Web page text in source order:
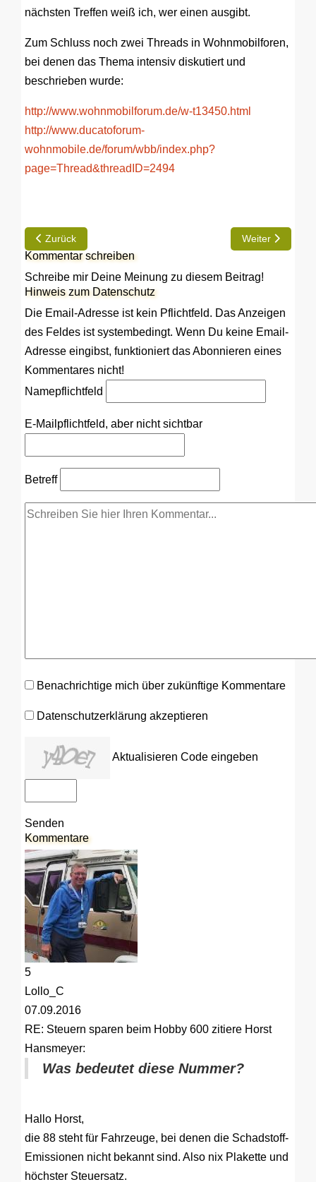
nächsten Treffen weiß ich, wer einen ausgibt.
Zum Schluss noch zwei Threads in Wohnmobilforen,
bei denen das Thema intensiv diskutiert und
beschrieben wurde:
http://www.wohnmobilforum.de/w-t13450.html
http://www.ducatoforum-
wohnmobile.de/forum/wbb/index.php?
page=Thread&threadID=2494
Vorheriger Beitrag: Auflastung auf 4,1 t zGG nun möglich
Zurück Nächster
Weiter
Kommentar schreiben
Schreibe mir Deine Meinung zu diesem Beitrag!
Hinweis zum Datenschutz
Die Email-Adresse ist kein Pflichtfeld. Das Anzeigen
des Feldes ist systembedingt. Wenn Du keine Email-
Adresse eingibst, funktioniert das Abonnieren eines
Kommentares nicht!
Namepflichtfeld
E-Mail pflichtfeld, aber nicht sichtbar
Betreff
Benachrichtige mich über zukünftige Kommentare
Datenschutzerklärung akzeptieren
Aktualisieren Code eingeben
Senden
Kommentare
5
Lollo_C
07.09.2016
RE: Steuern sparen beim Hobby 600 zitiere Horst
Hansmeyer:
Was bedeutet diese Nummer?
Hallo Horst,
die 88 steht für Fahrzeuge, bei denen die Schadstoff-
Emissionen nicht bekannt sind. Also nix Plakette und
höchster Steuersatz.